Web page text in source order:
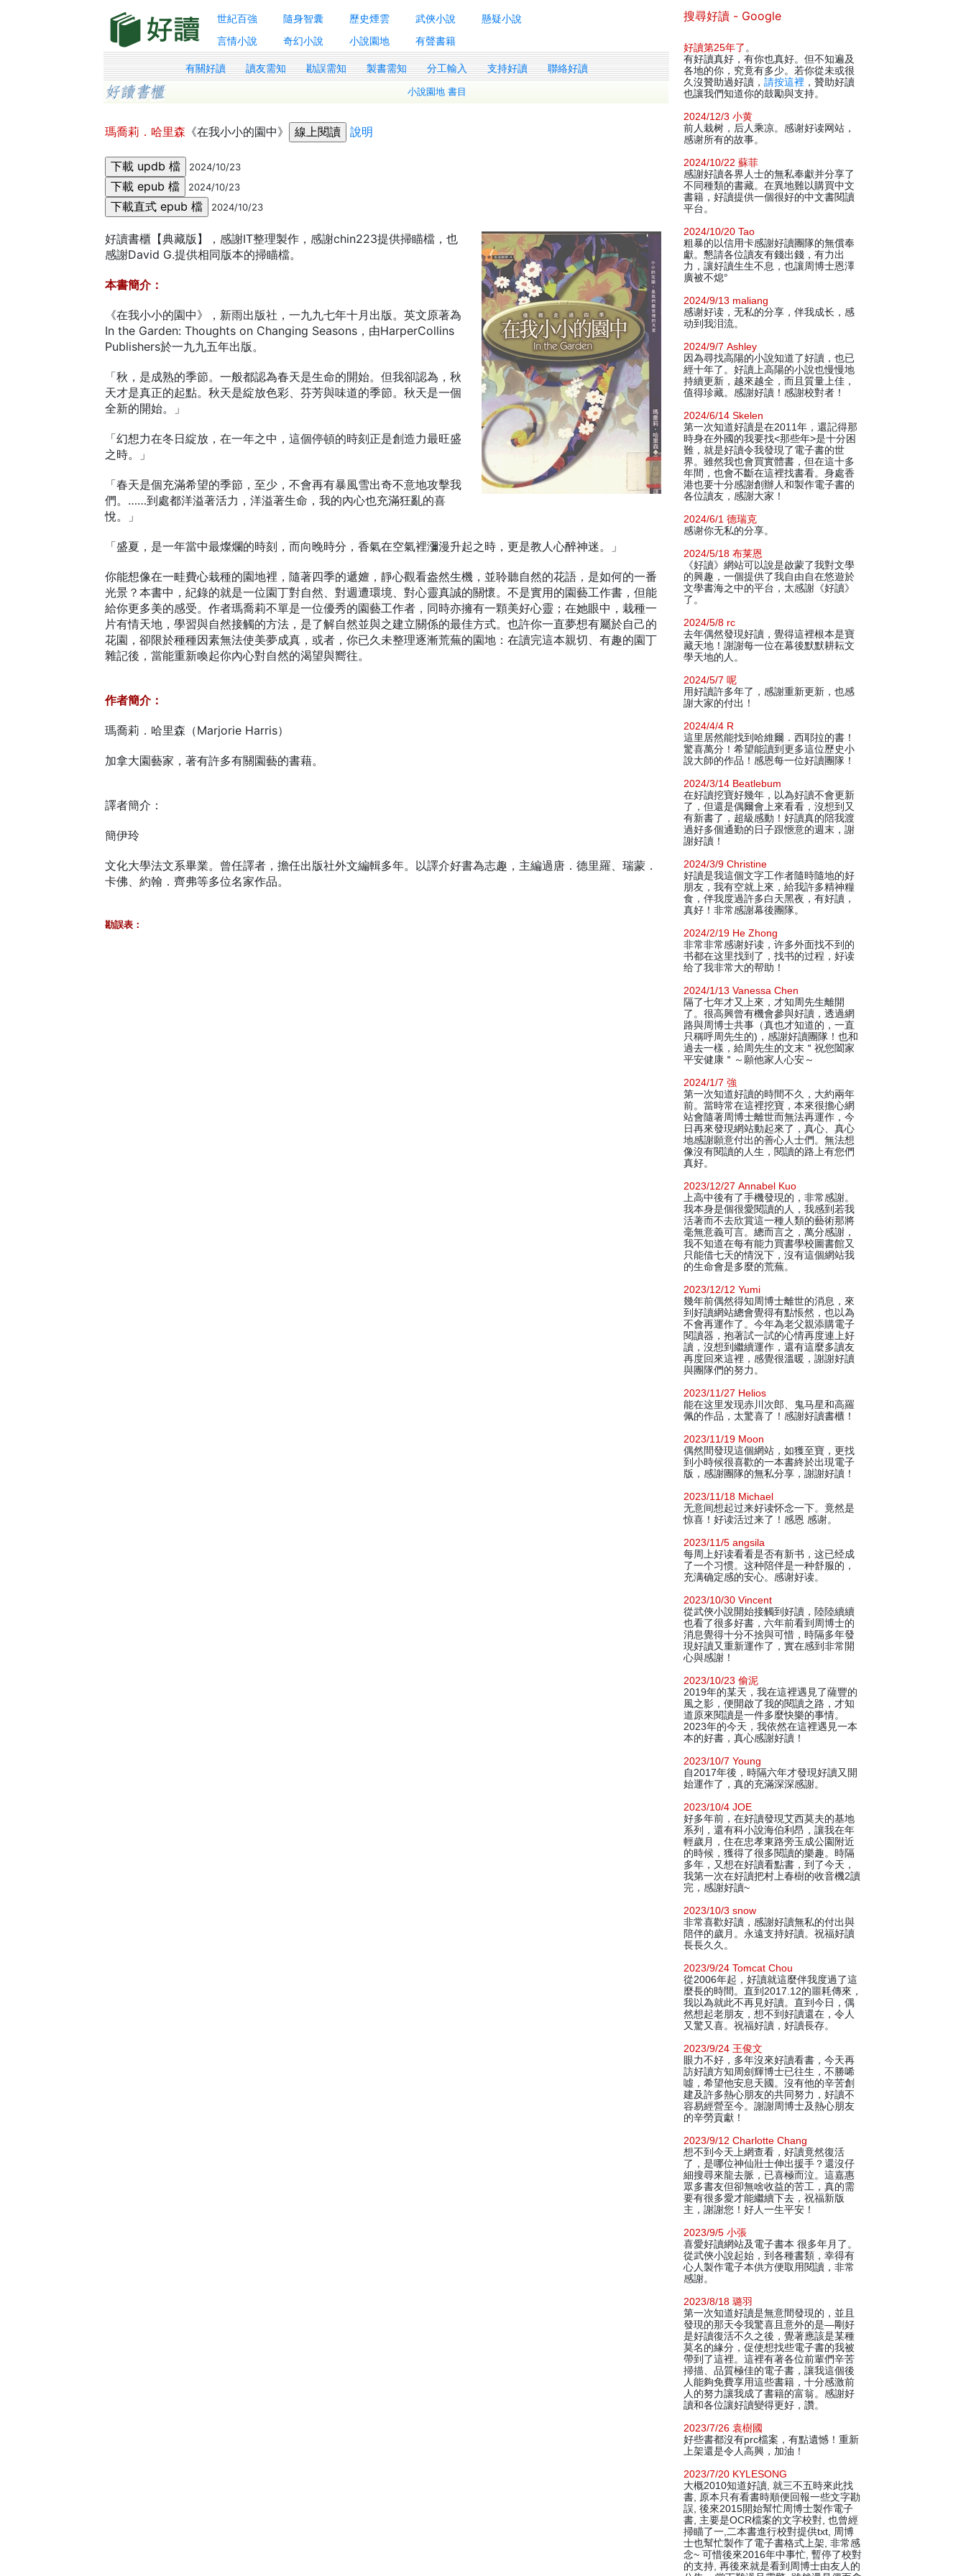
世紀百強 隨身智囊 歷史煙雲 武俠小說
懸疑小說
言情小說
奇幻小說 小說園地 有聲書籍
有關好讀 讀友需知 勘誤需知 製書需知 分工輸入 支持好讀 聯絡好讀
小說園地 書目
瑪喬莉．哈里森 《在我小小的園中》 說明
2024/10/23
2024/10/23
2024/10/23
好讀書櫃【典藏版】，感謝IT整理製作，感謝chin223提供掃瞄檔，也
感謝David G.提供相同版本的掃瞄檔。
本書簡介：
《在我小小的園中》，新雨出版社，一九九七年十月出版。英文原著為
In the Garden: Thoughts on Changing Seasons，由HarperCollins
Publishers於一九九五年出版。
「秋，是成熟的季節。一般都認為春天是生命的開始。但我卻認為，秋
天才是真正的起點。秋天是綻放色彩、芬芳與味道的季節。秋天是一個
全新的開始。」
「幻想力在冬日綻放，在一年之中，這個停頓的時刻正是創造力最旺盛
之時。」
「春天是個充滿希望的季節，至少，不會再有暴風雪出奇不意地攻擊我
們。……到處都洋溢著活力，洋溢著生命，我的內心也充滿狂亂的喜
悅。」
「盛夏，是一年當中最燦爛的時刻，而向晚時分，香氣在空氣裡瀰漫升起之時，更是教人心醉神迷。」
你能想像在一畦費心栽種的園地裡，隨著四季的遞嬗，靜心觀看盎然生機，並聆聽自然的花語，是如何的一番
光景？本書中，紀錄的就是一位園丁對自然、對週遭環境、對心靈真誠的關懷。不是實用的園藝工作書，但能
給你更多美的感受。作者瑪喬莉不單是一位優秀的園藝工作者，同時亦擁有一顆美好心靈；在她眼中，栽種一
片有情天地，學習與自然接觸的方法，是了解自然並與之建立關係的最佳方式。也許你一直夢想有屬於自己的
花園，卻限於種種因素無法使美夢成真，或者，你已久未整理逐漸荒蕪的園地：在讀完這本親切、有趣的園丁
雜記後，當能重新喚起你內心對自然的渴望與嚮往。
作者簡介：
瑪喬莉．哈里森（Marjorie Harris）
加拿大園藝家，著有許多有關園藝的書藉。
譯者簡介：
簡伊玲
文化大學法文系畢業。曾任譯者，擔任出版社外文編輯多年。以譯介好書為志趣，主編過唐．德里羅、瑞蒙．
卡佛、約翰．齊弗等多位名家作品。
勘誤表：
搜尋好讀 - Google
好讀第25年了 。
有好讀真好，有你也真好。但不知遍及
各地的你，究竟有多少。若你從未或很
久沒贊助過好讀， 請按這裡 ，贊助好讀
也讓我們知道你的鼓勵與支持。
2024/12/3 小黄
前人栽树，后人乘凉。感谢好读网站，
感谢所有的故事。
2024/10/22 蘇菲
感謝好讀各界人士的無私奉獻并分享了
不同種類的書藏。在異地難以購買中文
書籍，好讀提供一個很好的中文書閱讀
平台。
2024/10/20 Tao
粗暴的以信用卡感謝好讀團隊的無償奉
獻。懇請各位讀友有錢出錢，有力出
力，讓好讀生生不息，也讓周博士恩澤
廣被不熄°
2024/9/13 maliang
感谢好读，无私的分享，伴我成长，感
动到我泪流。
2024/9/7 Ashley
因為尋找高陽的小說知道了好讀，也已
經十年了。好讀上高陽的小說也慢慢地
持續更新，越來越全，而且質量上佳，
值得珍藏。感謝好讀！感謝校對者！
2024/6/14 Skelen
第一次知道好讀是在2011年，還記得那
時身在外國的我要找<那些年>是十分困
難，就是好讀令我發現了電子書的世
界。雖然我也會買實體書，但在這十多
年間，也會不斷在這裡找書看。身處香
港也要十分感謝創辦人和製作電子書的
各位讀友，感謝大家！
2024/6/1 德瑞克
感谢你无私的分享。
2024/5/18 布莱恩
《好讀》網站可以說是啟蒙了我對文學
的興趣，一個提供了我自由自在悠遊於
文學書海之中的平台，太感謝《好讀》
了。
2024/5/8 rc
去年偶然發現好讀，覺得這裡根本是寶
藏天地！謝謝每一位在幕後默默耕耘文
學天地的人。
2024/5/7 呢
用好讀許多年了，感謝重新更新，也感
謝大家的付出！
2024/4/4 R
這里居然能找到哈維爾．西耶拉的書！
驚喜萬分！希望能讀到更多這位歷史小
說大師的作品！感恩每一位好讀團隊！
2024/3/14 Beatlebum
在好讀挖寶好幾年，以為好讀不會更新
了，但還是偶爾會上來看看，沒想到又
有新書了，超級感動！好讀真的陪我渡
過好多個通勤的日子跟愜意的週末，謝
謝好讀！
2024/3/9 Christine
好讀是我這個文字工作者隨時隨地的好
朋友，我有空就上來，給我許多精神糧
食，伴我度過許多白天黑夜，有好讀，
真好！非常感謝幕後團隊。
2024/2/19 He Zhong
非常非常感谢好读，许多外面找不到的
书都在这里找到了，找书的过程，好读
给了我非常大的帮助！
2024/1/13 Vanessa Chen
隔了七年才又上來，才知周先生離開
了。很高興曾有機會參與好讀，透過網
路與周博士共事（真也才知道的，一直
只稱呼周先生的)，感謝好讀團隊！也和
過去一樣，給周先生的文末＂祝您闔家
平安健康＂～願他家人心安～
2024/1/7 強
第一次知道好讀的時間不久，大約兩年
前。當時常在這裡挖寶，本來很擔心網
站會隨著周博士離世而無法再運作，今
日再來發現網站動起來了，真心、真心
地感謝願意付出的善心人士們。無法想
像沒有閱讀的人生，閱讀的路上有您們
真好。
2023/12/27 Annabel Kuo
上高中後有了手機發現的，非常感謝。
我本身是個很愛閱讀的人，我感到若我
活著而不去欣賞這一種人類的藝術那將
毫無意義可言。總而言之，萬分感謝，
我不知道在每有能力買書學校圖書館又
只能借七天的情況下，沒有這個網站我
的生命會是多麼的荒蕪。
2023/12/12 Yumi
幾年前偶然得知周博士離世的消息，來
到好讀網站總會覺得有點悵然，也以為
不會再運作了。今年為老父親添購電子
閱讀器，抱著試一試的心情再度連上好
讀，沒想到繼續運作，還有這麼多讀友
再度回來這裡，感覺很溫暖，謝謝好讀
與團隊們的努力。
2023/11/27 Helios
能在这里发现赤川次郎、鬼马星和高羅
佩的作品，太驚喜了！感謝好讀書櫃！
2023/11/19 Moon
偶然間發現這個網站，如獲至寶，更找
到小時候很喜歡的一本書終於出現電子
版，感謝團隊的無私分享，謝謝好讀！
2023/11/18 Michael
无意间想起过来好读怀念一下。竟然是
惊喜！好读活过来了！感恩 感谢。
2023/11/5 angsila
每周上好读看看是否有新书，这已经成
了一个习惯。这种陪伴是一种舒服的，
充满确定感的安心。感谢好读。
2023/10/30 Vincent
從武俠小說開始接觸到好讀，陸陸續續
也看了很多好書，六年前看到周博士的
消息覺得十分不捨與可惜，時隔多年發
現好讀又重新運作了，實在感到非常開
心與感謝！
2023/10/23 偷泥
2019年的某天，我在這裡遇見了薩豐的
風之影，便開啟了我的閱讀之路，才知
道原來閱讀是一件多麼快樂的事情。
2023年的今天，我依然在這裡遇見一本
本的好書，真心感謝好讀！
2023/10/7 Young
自2017年後，時隔六年才發現好讀又開
始運作了，真的充滿深深感謝。
2023/10/4 JOE
好多年前，在好讀發現艾西莫夫的基地
系列，還有科小說海伯利昂，讓我在年
輕歲月，住在忠孝東路旁玉成公園附近
的時候，獲得了很多閱讀的樂趣。時隔
多年，又想在好讀看點書，到了今天，
我第一次在好讀把村上春樹的收音機2讀
完，感謝好讀~
2023/10/3 snow
非常喜歡好讀，感謝好讀無私的付出與
陪伴的歲月。永遠支持好讀。祝福好讀
長長久久。
2023/9/24 Tomcat Chou
從2006年起，好讀就這麼伴我度過了這
麼長的時間。直到2017.12的噩耗傳來，
我以為就此不再見好讀。直到今日，偶
然想起老朋友，想不到好讀還在，令人
又驚又喜。祝福好讀，好讀長存。
2023/9/24 王俊文
眼力不好，多年沒來好讀看書，今天再
訪好讀方知周劍輝博士已往生，不勝唏
噓，希望他安息天國。沒有他的辛苦創
建及許多熱心朋友的共同努力，好讀不
容易經營至今。謝謝周博士及熱心朋友
的辛勞貢獻！
2023/9/12 Charlotte Chang
想不到今天上網查看，好讀竟然復活
了，是哪位神仙壯士伸出援手？還沒仔
細搜尋來龍去脈，已喜極而泣。這嘉惠
眾多書友但卻無啥收益的苦工，真的需
要有很多愛才能繼續下去，祝福新版
主，謝謝您！好人一生平安！
2023/9/5 小張
喜愛好讀網站及電子書本 很多年月了。
從武俠小說起始，到各種書類，幸得有
心人製作電子本供方便取用閱讀，非常
感謝。
2023/8/18 璐羽
第一次知道好讀是無意間發現的，並且
發現的那天令我驚喜且意外的是—剛好
是好讀復活不久之後，覺著應該是某種
莫名的緣分，促使想找些電子書的我被
帶到了這裡。這裡有著各位前輩們辛苦
掃描、品質極佳的電子書，讓我這個後
人能夠免費享用這些書籍，十分感激前
人的努力讓我成了書籍的富翁。感謝好
讀和各位讓好讀變得更好，讚。
2023/7/26 袁樹國
好些書都沒有prc檔案，有點遺憾！重新
上架還是令人高興，加油！
2023/7/20 KYLESONG
大概2010知道好讀, 就三不五時來此找
書, 原本只有看書時順便回報一些文字勘
誤, 後來2015開始幫忙周博士製作電子
書, 主要是OCR檔案的文字校對, 也曾經
掃瞄了一,二本書進行校對提供txt, 周博
士也幫忙製作了電子書格式上架, 非常感
念~ 可惜後來2016年中事忙, 暫停了校對
的支持, 再後來就是看到周博士由友人的